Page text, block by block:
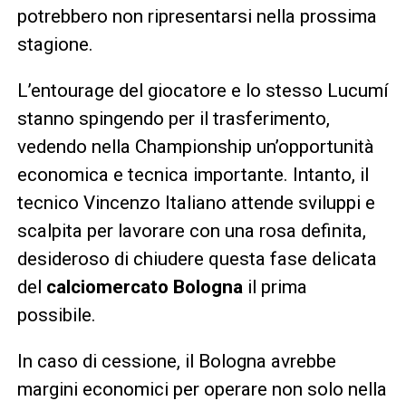
potrebbero non ripresentarsi nella prossima
stagione.
L’entourage del giocatore e lo stesso Lucumí
stanno spingendo per il trasferimento,
vedendo nella Championship un’opportunità
economica e tecnica importante. Intanto, il
tecnico Vincenzo Italiano attende sviluppi e
scalpita per lavorare con una rosa definita,
desideroso di chiudere questa fase delicata
del calciomercato Bologna il prima
possibile.
In caso di cessione, il Bologna avrebbe
margini economici per operare non solo nella